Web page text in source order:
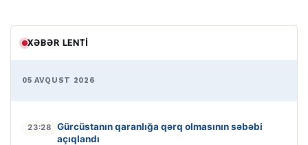
XƏBƏR LENTI
05 AVQUST 2026
23:28
Gürcüstanın qaranlığa qərq olmasının səbəbi
açıqlandı